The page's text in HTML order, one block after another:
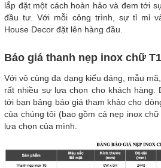
lắp đặt một cách hoàn hảo và đem tới
đầu tư. Với mỗi công trình, sự tỉ mỉ
House Decor đặt lên hàng đầu.
Báo giá thanh nẹp inox chữ
Với vô cùng đa dạng kiểu dáng, mẫu
rất nhiều sự lựa chọn cho khách hàng.
tới bạn bảng báo giá tham khảo cho
của chúng tôi (bao gồm cả nẹp inox
lựa chọn của mình.